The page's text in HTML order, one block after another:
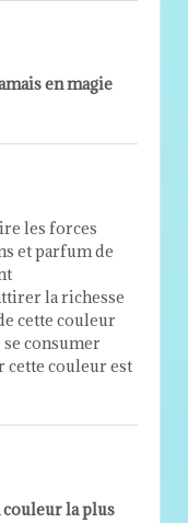
en magie
les forces
et parfum de
la richesse
cette couleur
consumer
couleur est
couleur la plus